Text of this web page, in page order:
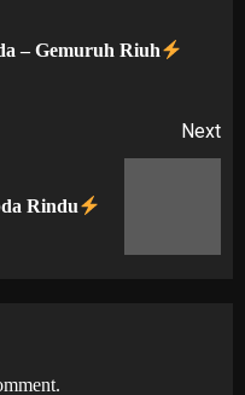
– Gemuruh Riuh
Next
Rindu